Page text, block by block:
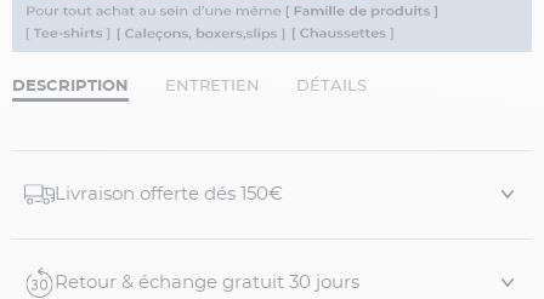
DESCRIPTION ENTRETIEN DÉTAILS
Livraison offerte dés 150€
Retour & échange gratuit 30 jours